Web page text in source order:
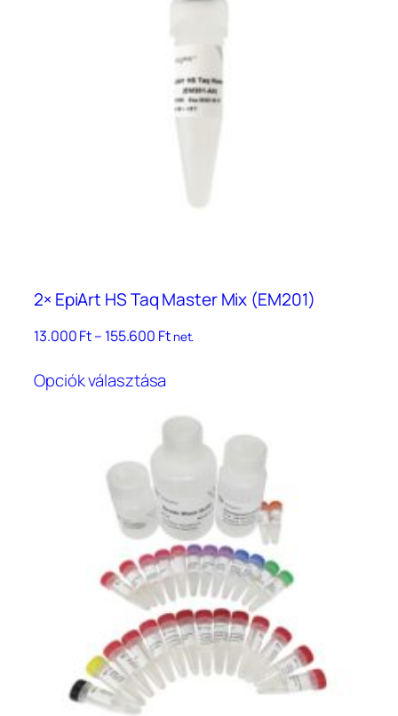
2× EpiArt HS Taq Master Mix (EM201)
13.000Ft– 155.600 FtÁrtartomány:
net.
Opciók választása
több
variációja
A
változatok
a
termékoldalon
választhatók
ki